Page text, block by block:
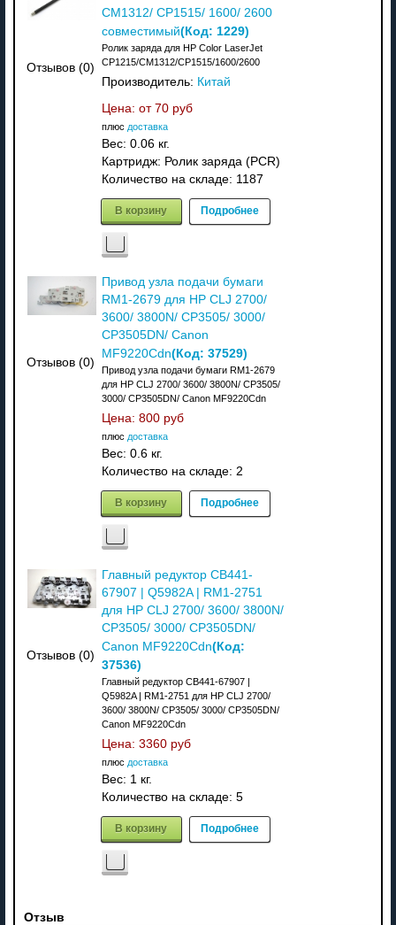
Отзывов (0)
CM1312/ CP1515/ 1600/ 2600
совместимый(Код: 1229)
Ролик заряда для HP Color LaserJet
CP1215/CM1312/CP1515/1600/2600
Производитель: Китай
Цена: от 70 руб
плюс доставка
Вес: 0.06 кг.
Картридж: Ролик заряда (PCR)
Количество на складе: 1187
В корзину Подробнее
Отзывов (0)
Привод узла подачи бумаги
RM1-2679 для HP CLJ 2700/
3600/ 3800N/ CP3505/ 3000/
CP3505DN/ Canon
MF9220Cdn(Код: 37529)
Привод узла подачи бумаги RM1-2679
для HP CLJ 2700/ 3600/ 3800N/ CP3505/
3000/ CP3505DN/ Canon MF9220Cdn
Цена: 800 руб
плюс доставка
Вес: 0.6 кг.
Количество на складе: 2
В корзину Подробнее
Отзывов (0)
Главный редуктор CB441-
67907 | Q5982A | RM1-2751
для HP CLJ 2700/ 3600/ 3800N/
CP3505/ 3000/ CP3505DN/
Canon MF9220Cdn(Код:
37536)
Главный редуктор CB441-67907 |
Q5982A | RM1-2751 для HP CLJ 2700/
3600/ 3800N/ CP3505/ 3000/ CP3505DN/
Canon MF9220Cdn
Цена: 3360 руб
плюс доставка
Вес: 1 кг.
Количество на складе: 5
В корзину Подробнее
Отзыв